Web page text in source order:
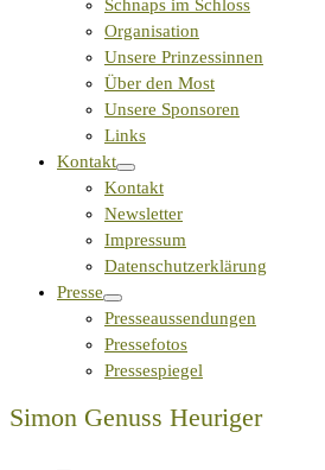
Schnaps im Schloss
Organisation
Unsere Prinzessinnen
Über den Most
Unsere Sponsoren
Links
Kontakt
Kontakt
Newsletter
Impressum
Datenschutzerklärung
Presse
Presseaussendungen
Pressefotos
Pressespiegel
Simon Genuss Heuriger